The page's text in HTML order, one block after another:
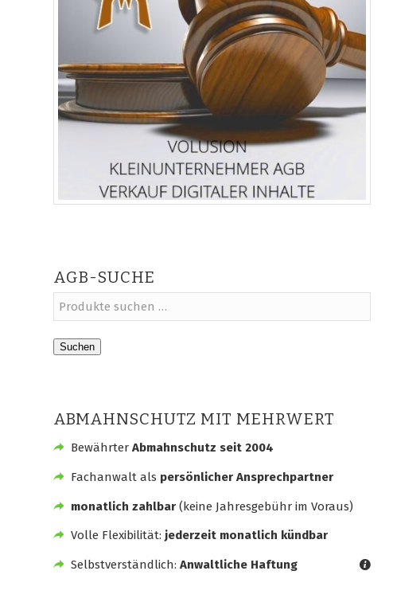
AGB-SUCHE
Suchen
ABMAHNSCHUTZ MIT MEHRWERT
BewährterAbmahnschutz seit 2004
Fachanwalt als persönlicher Ansprechpartner
monatlich zahlbar(keine Jahresgebühr im Voraus)
Volle Flexibilität: jederzeit monatlich kündbar
Selbstverständlich: Anwaltliche Haftung